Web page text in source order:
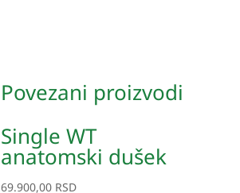
Povezani proizvodi
Single WT
anatomski dušek
69.900,00 RSD